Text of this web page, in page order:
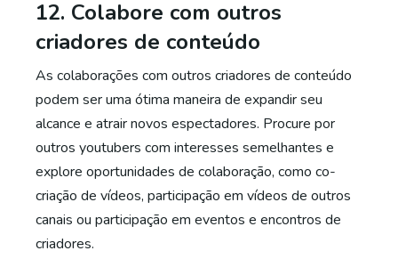
12. Colabore com outros
criadores de conteúdo
As colaborações com outros criadores de conteúdo
podem ser uma ótima maneira de expandir seu
alcance e atrair novos espectadores. Procure por
outros youtubers com interesses semelhantes e
explore oportunidades de colaboração, como co-
criação de vídeos, participação em vídeos de outros
canais ou participação em eventos e encontros de
criadores.